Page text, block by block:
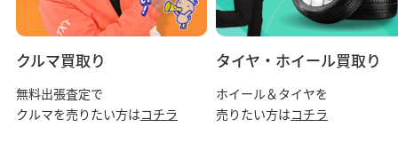
れらに限られません。）に対する賠償請求に応じません。
03当社はご利用者同士のトラブル等に関し、一切の補償及び関与を
致しません。
第５条（禁止事項）
次の各号に該当する行為またそのおそれのある行為は禁止します。
クルマ買取り
無料出張査定で
クルマを売りたい方はコチラ
タイヤ・ホイール買取り
ホイール＆タイヤを
売りたい方はコチラ